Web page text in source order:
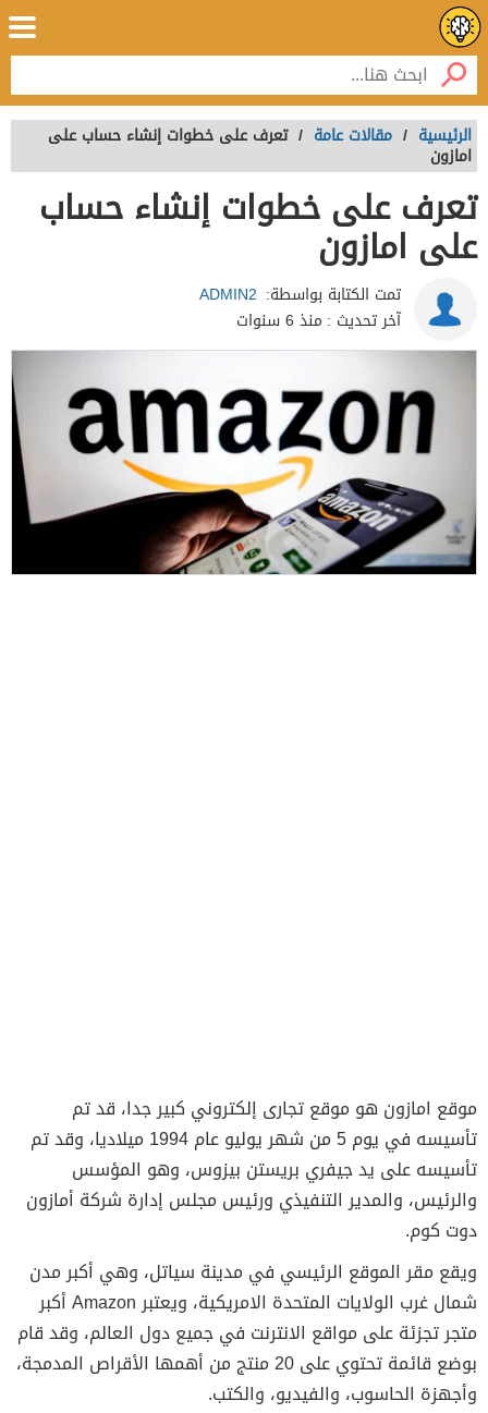
الرئيسية / مقالات عامة / تعرف على خطوات إنشاء حساب على
امازون
تعرف على خطوات إنشاء حساب
على امازون
تمت الكتابة بواسطة: ADMIN2
آخر تحديث : منذ 6 سنوات
موقع امازون هو موقع تجارى إلكتروني كبير جدا، قد تم
تأسيسه في يوم 5 من شهر يوليو عام 1994 ميلاديا، وقد تم
تأسيسه على يد جيفري بريستن بيزوس، وهو المؤسس
والرئيس، والمدير التنفيذي ورئيس مجلس إدارة شركة أمازون
دوت كوم.
ويقع مقر الموقع الرئيسي في مدينة سياتل، وهي أكبر مدن
شمال غرب الولايات المتحدة الامريكية، ويعتبر Amazon أكبر
متجر تجزئة على مواقع الانترنت في جميع دول العالم، وقد قام
بوضع قائمة تحتوي على 20 منتج من أهمها الأقراص المدمجة،
وأجهزة الحاسوب، والفيديو، والكتب.